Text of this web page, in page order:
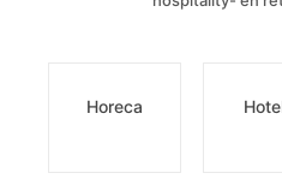
Horeca